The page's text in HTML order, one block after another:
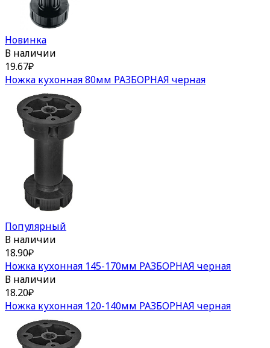
Новинка
В наличии
19.67₽
Ножка кухонная 80мм РАЗБОРНАЯ черная
Популярный
В наличии
18.90₽
Ножка кухонная 145-170мм РАЗБОРНАЯ черная
В наличии
18.20₽
Ножка кухонная 120-140мм РАЗБОРНАЯ черная